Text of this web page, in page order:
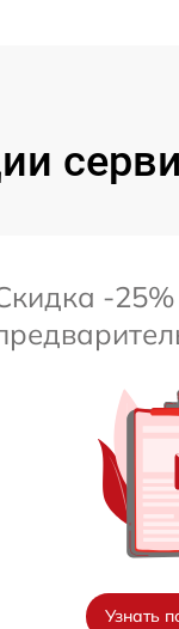
-
Узнать